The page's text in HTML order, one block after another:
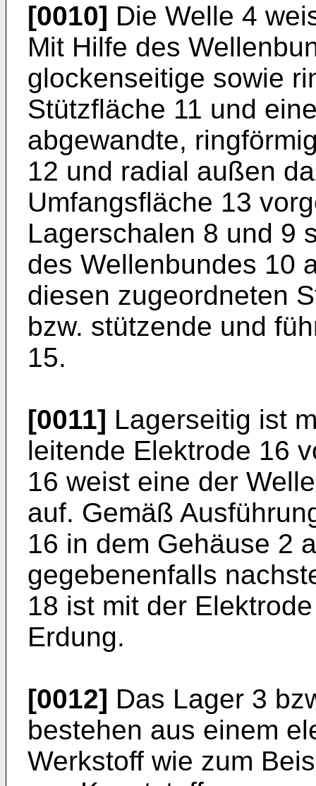
[0010] Die Welle 4
Mit Hilfe des
glockenseitige sowie
Stützfläche 11 und
abgewandte,
12 und radial außen
Umfangsfläche 13
Lagerschalen 8 und 9
des Wellenbundes 10
diesen zugeordneten
bzw. stützende und
15.
[0011] Lagerseitig ist
leitende Elektrode 16
16 weist eine der
auf. Gemäß
16 in dem Gehäuse 2
gegebenenfalls
18 ist mit der
Erdung.
[0012] Das Lager 3
bestehen aus einem
Werkstoff wie zum